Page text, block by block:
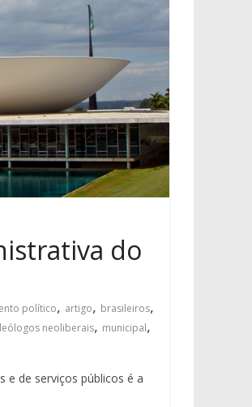
do
político, artigo, brasileiros,
neoliberais, municipal,
e de serviços públicos é a